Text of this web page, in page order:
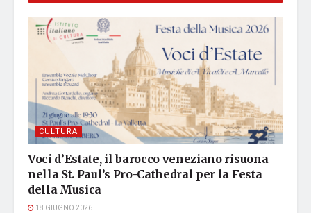
CULTURA
Voci d’Estate, il barocco veneziano risuona
nella St. Paul’s Pro-Cathedral per la Festa
della Musica
18 GIUGNO 2026